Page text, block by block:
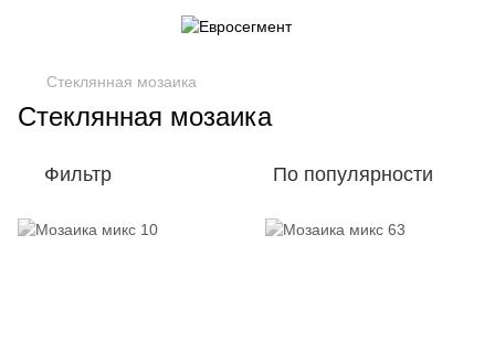
Стеклянная мозаика
Стеклянная мозаика
Фильтр По популярности